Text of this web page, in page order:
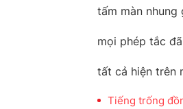
tấm màn nhung
mọi phép tắc
tất cả hiện trên
Tiếng trống